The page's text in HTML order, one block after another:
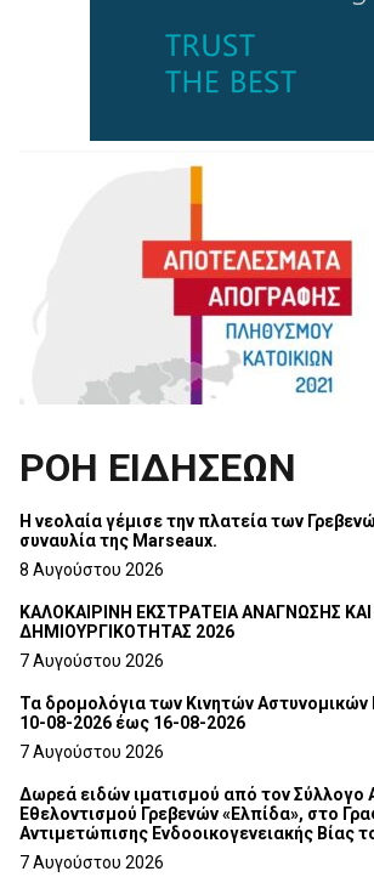
ΡΟΗ ΕΙΔΗΣΕΩΝ
Η νεολαία γέμισε την πλατεία των
συναυλία της Marseaux.
8 Αυγούστου 2026
ΚΑΛΟΚΑΙΡΙΝΗ ΕΚΣΤΡΑΤΕΙΑ ΑΝΑΓΝΩΣΗΣ ΚΑΙ
ΔΗΜΙΟΥΡΓΙΚΟΤΗΤΑΣ 2026
7 Αυγούστου 2026
Τα δρομολόγια των Κινητών Αστυνομικών
10-08-2026 έως 16-08-2026
7 Αυγούστου 2026
Δωρεά ειδών ιματισμού από τον Σύλλογο
Εθελοντισμού Γρεβενών «Ελπίδα», στο
Αντιμετώπισης Ενδοοικογενειακής Βίας
Τμήματος Γρεβενών
7 Αυγούστου 2026